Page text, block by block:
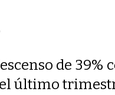
de 39%
último